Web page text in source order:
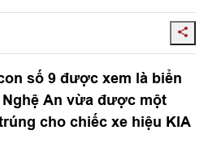
số 9 được xem là biển
An vừa được một
cho chiếc xe hiệu KIA